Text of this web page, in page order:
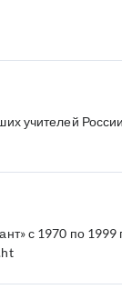
учителей
с 1970 по 1999